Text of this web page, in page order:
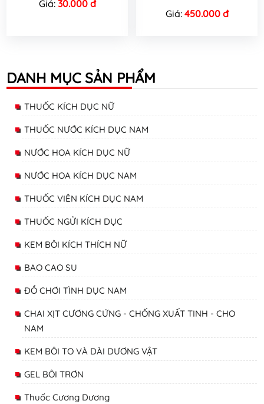
Giá: 30.000 đ
Giá: 450.000 đ
DANH MỤC SẢN PHẨM
THUỐC KÍCH DỤC NỮ
THUỐC NƯỚC KÍCH DỤC NAM
NƯỚC HOA KÍCH DỤC NỮ
NƯỚC HOA KÍCH DỤC NAM
THUỐC VIÊN KÍCH DỤC NAM
THUỐC NGỬI KÍCH DỤC
KEM BÔI KÍCH THÍCH NỮ
BAO CAO SU
ĐỒ CHƠI TÌNH DỤC NAM
CHAI XỊT CƯƠNG CỨNG - CHỐNG XUẤT TINH - CHO
NAM
KEM BÔI TO VÀ DÀI DƯƠNG VẬT
GEL BÔI TRƠN
Thuốc Cương Dương